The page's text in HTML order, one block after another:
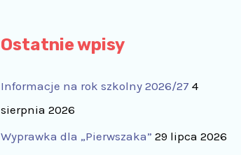
Ostatnie wpisy
Informacje na rok szkolny 2026/27 4
sierpnia 2026
Wyprawka dla „Pierwszaka” 29 lipca 2026